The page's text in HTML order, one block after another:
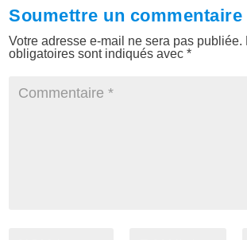
Soumettre un commentaire
Votre adresse e-mail ne sera pas publiée.
obligatoires sont indiqués avec*